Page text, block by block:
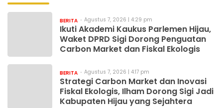
BERITA Agustus 7, 2026 | 4:29 pm
Ikuti Akademi Kaukus Parlemen Hijau,
Waket DPRD Sigi Dorong Penguatan
Carbon Market dan Fiskal Ekologis
BERITA Agustus 7, 2026 | 4:17 pm
Strategi Carbon Market dan Inovasi
Fiskal Ekologis, Ilham Dorong Sigi Jadi
Kabupaten Hijau yang Sejahtera